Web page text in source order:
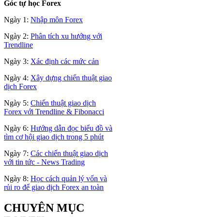
Góc tự học Forex
Ngày 1: Nhập môn Forex
Ngày 2: Phân tích xu hướng với
Trendline
Ngày 3: Xác định các mức cản
Ngày 4: Xây dựng chiến thuật giao
dịch Forex
Ngày 5: Chiến thuật giao dịch
Forex với Trendline & Fibonacci
Ngày 6: Hướng dẫn đọc biểu đồ và
tìm cơ hội giao dịch trong 5 phút
Ngày 7: Các chiến thuật giao dịch
với tin tức - News Trading
Ngày 8: Học cách quản lý vốn và
rủi ro để giao dịch Forex an toàn
CHUYÊN MỤC